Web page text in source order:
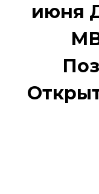
июня